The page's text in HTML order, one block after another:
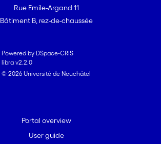
Rue Emile-Argand 11
Bâtiment B, rez-de-chaussée
Powered by DSpace-CRIS
libra v2.2.0
© 2026 Université de Neuchâtel
Portal overview
User guide